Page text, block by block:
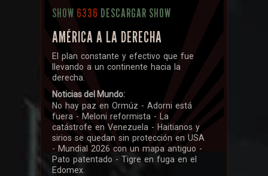
SHOW 6336 DESCARGAR SHOW
AMÉRICA A LA DERECHA
El plan constante y efectivo que fue
llevando a un continente hacia la
derecha.
Noticias del Mundo:
No hay paz en Ormúz - Adorni está
fuera - Meloni reformista - La
catástrofe en Venezuela - Haitianos y
sirios se quedan sin protección en USA
- Mundial 2026 con un mapa antiguo -
Pato patentado - Tigre en fuga en el
Edomex.